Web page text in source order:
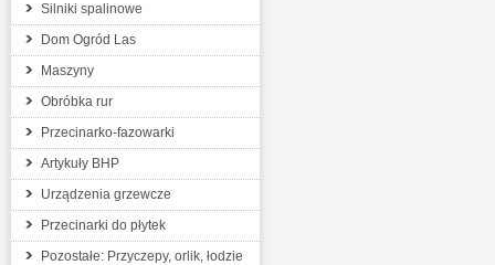
Silniki spalinowe
Dom Ogród Las
Maszyny
Obróbka rur
Przecinarko-fazowarki
Artykuły BHP
Urządzenia grzewcze
Przecinarki do płytek
Pozostałe: Przyczepy, orlik, łodzie